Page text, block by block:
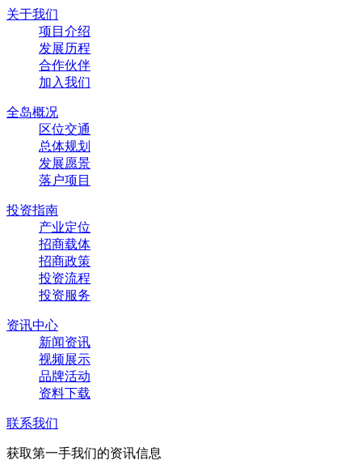
关于我们
项目介绍
发展历程
合作伙伴
加入我们
全岛概况
区位交通
总体规划
发展愿景
落户项目
投资指南
产业定位
招商载体
招商政策
投资流程
投资服务
资讯中心
新闻资讯
视频展示
品牌活动
资料下载
联系我们
获取第一手我们的资讯信息